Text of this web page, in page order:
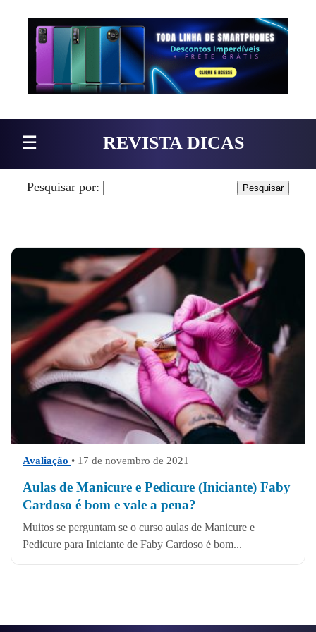
Pular para o conteúdo
☰ REVISTA DICAS
Pesquisar por:
Avaliação • 17 de novembro de 2021
Aulas de Manicure e Pedicure (Iniciante) Faby
Cardoso é bom e vale a pena?
Muitos se perguntam se o curso aulas de Manicure e
Pedicure para Iniciante de Faby Cardoso é bom...